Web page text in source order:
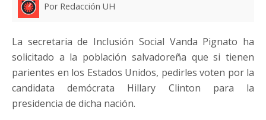
Por Redacción UH
La secretaria de Inclusión Social Vanda Pignato ha
solicitado a la población salvadoreña que si tienen
parientes en los Estados Unidos, pedirles voten por la
candidata demócrata Hillary Clinton para la
presidencia de dicha nación.